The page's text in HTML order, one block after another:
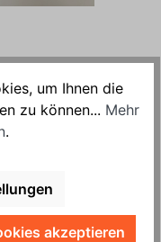
(Paket)
Warenkorb
um Ihnen die
zu können... Mehr
.
akzeptieren